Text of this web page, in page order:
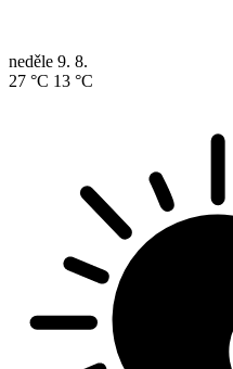
neděle 9. 8.
27 °C 13 °C